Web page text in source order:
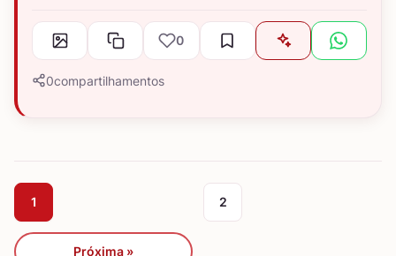
0
0compartilhamentos
1 2
Próxima »